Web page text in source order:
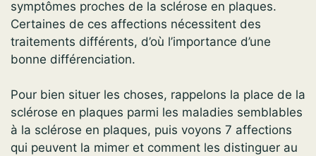
symptômes proches de la sclérose en plaques.
Certaines de ces affections nécessitent des
traitements différents, d’où l’importance d’une
bonne différenciation.
Pour bien situer les choses, rappelons la place de la
sclérose en plaques parmi les maladies semblables
à la sclérose en plaques, puis voyons 7 affections
qui peuvent la mimer et comment les distinguer au